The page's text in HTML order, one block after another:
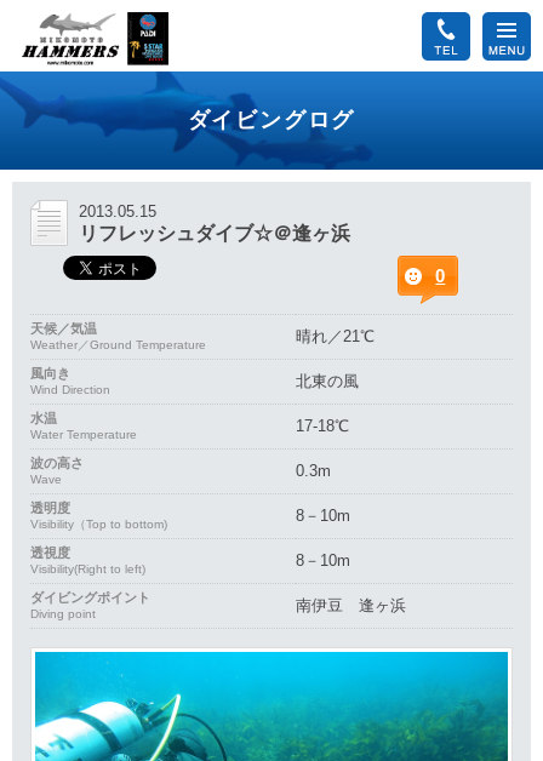
ダイビングログ
リフレッシュダイブ☆＠逢ヶ浜
2013.05.15
0
天候／気温
Weather／Ground Temperature 晴れ／21℃
風向き
Wind Direction 北東の風
水温
Water Temperature 17-18℃
波の高さ
Wave 0.3m
透明度
Visibility（Top to bottom) 8－10m
透視度
Visibility(Right to left) 8－10m
ダイビングポイント
Diving point 南伊豆 逢ヶ浜